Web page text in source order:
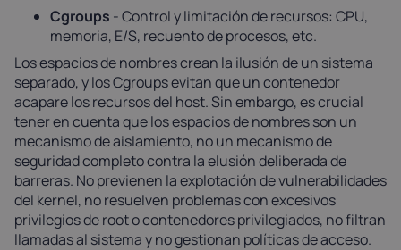
Cgroups - Control y limitación de recursos: CPU,
memoria, E/S, recuento de procesos, etc.
Los espacios de nombres crean la ilusión de un sistema
separado, y los Сgroups evitan que un contenedor
acapare los recursos del host. Sin embargo, es crucial
tener en cuenta que los espacios de nombres son un
mecanismo de aislamiento, no un mecanismo de
seguridad completo contra la elusión deliberada de
barreras. No previenen la explotación de vulnerabilidades
del kernel, no resuelven problemas con excesivos
privilegios de root o contenedores privilegiados, no filtran
llamadas al sistema y no gestionan políticas de acceso.